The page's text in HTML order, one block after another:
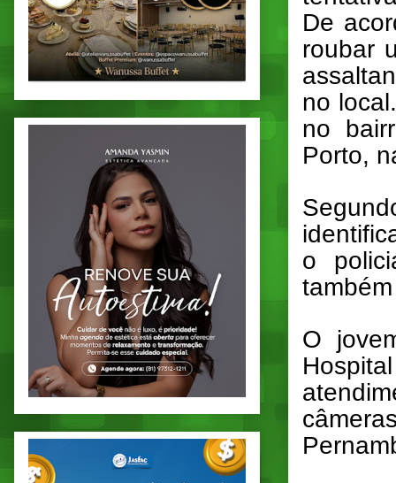
De
roubar
no
no
Porto,
o
O